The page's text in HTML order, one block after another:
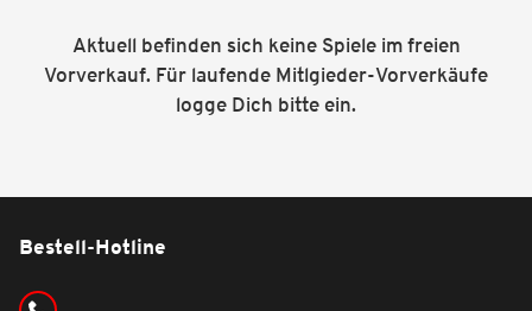
Aktuell befinden sich keine Spiele im freien
Vorverkauf. Für laufende Mitlgieder-Vorverkäufe
logge Dich bitte ein.
Bestell-Hotline